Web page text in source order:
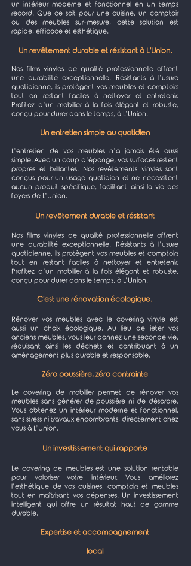
un intérieur moderne et fonctionnel en un temps
record. Que ce soit pour une cuisine, un comptoir
ou des meubles sur-mesure, cette solution est
rapide, efficace et esthétique.
Un revêtement durable et résistant à L'Union.
Nos films vinyles de qualité professionnelle offrent
une durabilité exceptionnelle. Résistants à l’usure
quotidienne, ils protègent vos meubles et comptoirs
tout en restant faciles à nettoyer et entretenir.
Profitez d’un mobilier à la fois élégant et robuste,
conçu pour durer dans le temps, à L’Union.
Un entretien simple au quotidien
L’entretien de vos meubles n’a jamais été aussi
simple. Avec un coup d’éponge, vos surfaces restent
propres et brillantes. Nos revêtements vinyles sont
conçus pour un usage quotidien et ne nécessitent
aucun produit spécifique, facilitant ainsi la vie des
foyers de L’Union.
Un revêtement durable et résistant
Nos films vinyles de qualité professionnelle offrent
une durabilité exceptionnelle. Résistants à l’usure
quotidienne, ils protègent vos meubles et comptoirs
tout en restant faciles à nettoyer et entretenir.
Profitez d’un mobilier à la fois élégant et robuste,
conçu pour durer dans le temps, à L’Union.
C'est une rénovation écologique.
Rénover vos meubles avec le covering vinyle est
aussi un choix écologique. Au lieu de jeter vos
anciens meubles, vous leur donnez une seconde vie,
réduisant ainsi les déchets et contribuant à un
aménagement plus durable et responsable.
Zéro poussière, zéro contrainte
Le covering de mobilier permet de rénover vos
meubles sans générer de poussière ni de désordre.
Vous obtenez un intérieur moderne et fonctionnel,
sans stress ni travaux encombrants, directement chez
vous à L’Union.
Un investissement qui rapporte
Le covering de meubles est une solution rentable
pour valoriser votre intérieur. Vous améliorez
l’esthétique de vos cuisines, comptoirs et meubles
tout en maîtrisant vos dépenses. Un investissement
intelligent qui offre un résultat haut de gamme
durable.
Expertise et accompagnement
local